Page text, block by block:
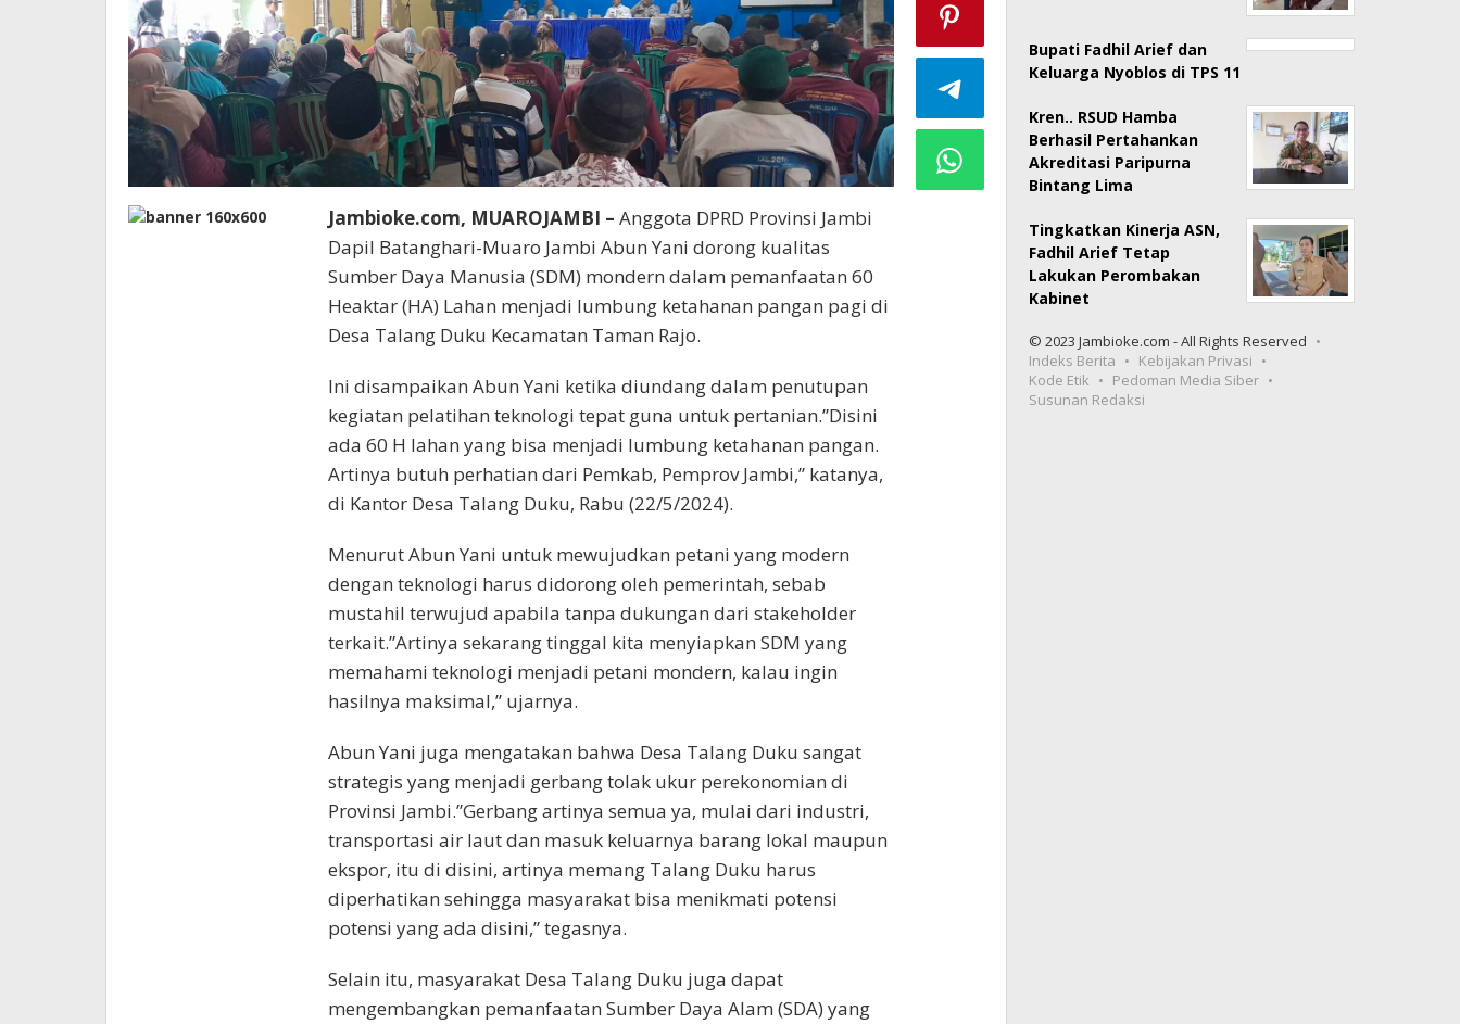
Jambioke.com, MUAROJAMBI – Anggota DPRD Provinsi Jambi
Dapil Batanghari-Muaro Jambi Abun Yani dorong kualitas
Sumber Daya Manusia (SDM) mondern dalam pemanfaatan 60
Heaktar (HA) Lahan menjadi lumbung ketahanan pangan pagi di
Desa Talang Duku Kecamatan Taman Rajo.
Ini disampaikan Abun Yani ketika diundang dalam penutupan
kegiatan pelatihan teknologi tepat guna untuk pertanian.”Disini
ada 60 H lahan yang bisa menjadi lumbung ketahanan pangan.
Artinya butuh perhatian dari Pemkab, Pemprov Jambi,” katanya,
di Kantor Desa Talang Duku, Rabu (22/5/2024).
Menurut Abun Yani untuk mewujudkan petani yang modern
dengan teknologi harus didorong oleh pemerintah, sebab
mustahil terwujud apabila tanpa dukungan dari stakeholder
terkait.”Artinya sekarang tinggal kita menyiapkan SDM yang
memahami teknologi menjadi petani mondern, kalau ingin
hasilnya maksimal,” ujarnya.
Abun Yani juga mengatakan bahwa Desa Talang Duku sangat
strategis yang menjadi gerbang tolak ukur perekonomian di
Provinsi Jambi.”Gerbang artinya semua ya, mulai dari industri,
transportasi air laut dan masuk keluarnya barang lokal maupun
ekspor, itu di disini, artinya memang Talang Duku harus
diperhatikan sehingga masyarakat bisa menikmati potensi
potensi yang ada disini,” tegasnya.
Selain itu, masyarakat Desa Talang Duku juga dapat
mengembangkan pemanfaatan Sumber Daya Alam (SDA) yang
Bupati Fadhil Arief dan
Keluarga Nyoblos di TPS 11
Kren.. RSUD Hamba
Berhasil Pertahankan
Akreditasi Paripurna
Bintang Lima
Tingkatkan Kinerja ASN,
Fadhil Arief Tetap
Lakukan Perombakan
Kabinet
© 2023 Jambioke.com - All Rights Reserved
Indeks Berita
Kebijakan Privasi
Kode Etik
Pedoman Media Siber
Susunan Redaksi